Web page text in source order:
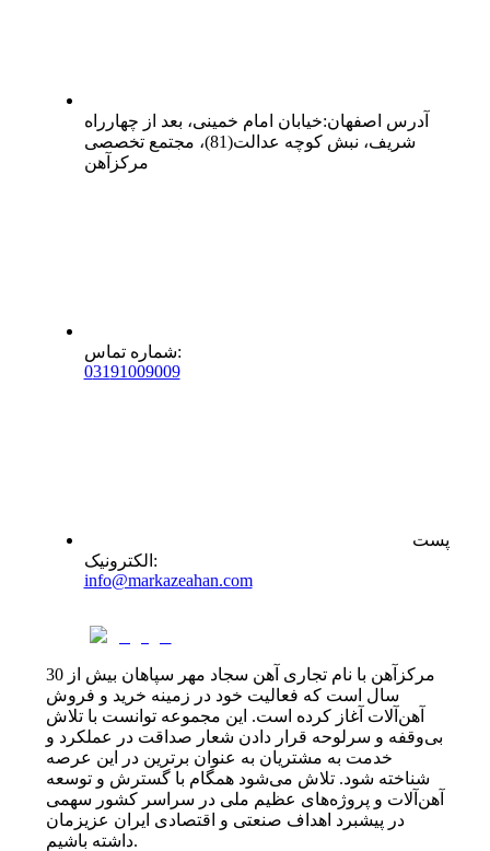
آدرس اصفهان:خیابان امام خمینی، بعد از چهارراه
شریف، نبش کوچه عدالت(81)، مجتمع تخصصی
مرکزآهن
شماره تماس:
03191009009
پست
الکترونیک :
info@markazeahan.com
مرکزآهن با نام تجاری آهن سجاد مهر سپاهان بیش از 30
سال است که فعالیت خود در زمینه خرید و فروش
آهن‌آلات آغاز کرده است. این مجموعه توانست با تلاش
بی‌وقفه و سرلوحه قرار دادن شعار صداقت در عملکرد و
خدمت به مشتریان به عنوان برترین در این عرصه
شناخته شود. تلاش می‌شود همگام با گسترش و توسعه
آهن‌آلات و پروژه‌های عظیم ملی در سراسر کشور سهمی
در پیشبرد اهداف صنعتی و اقتصادی ایران عزیزمان
داشته باشیم.